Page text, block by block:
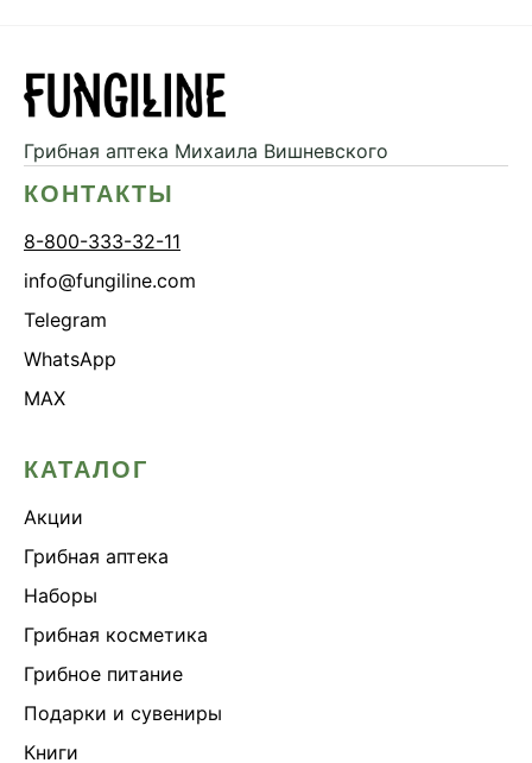
Грибная аптека Михаила Вишневского
КОНТАКТЫ
8-800-333-32-11
info@fungiline.com
Telegram
WhatsApp
MAX
КАТАЛОГ
Акции
Грибная аптека
Наборы
Грибная косметика
Грибное питание
Подарки и сувениры
Книги